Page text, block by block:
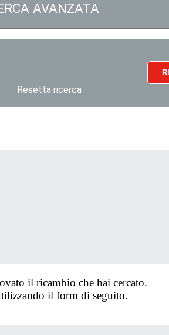
AVANZATA
Resetta ricerca
il ricambio che hai cercato.
il form di seguito.